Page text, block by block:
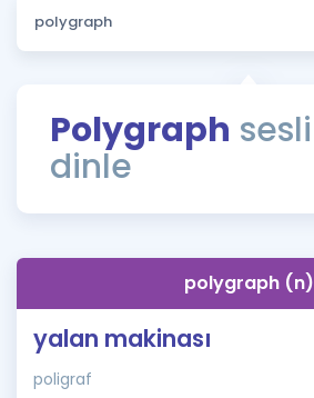
Sözlük
Rehberlik Aracı
ÖSYM Sınav Takvimi
İngilizce Gramer
Hakkımızda
Polygraph sesli
dinle
polygraph (n)
yalan makinası
poligraf